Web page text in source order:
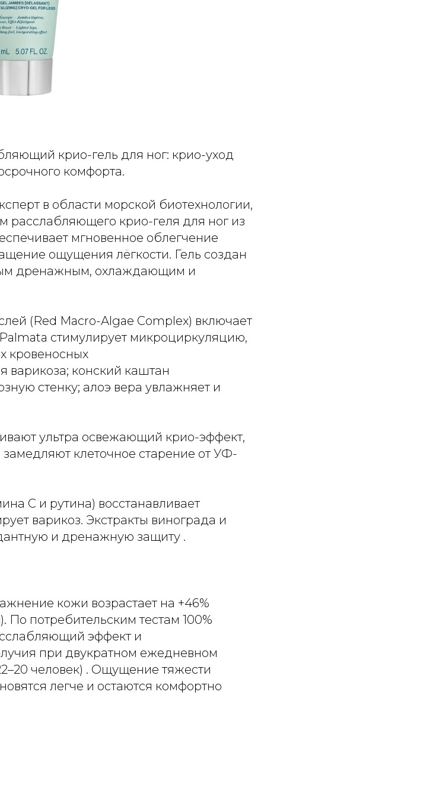
крио-гель для ног: крио-уход
комфорта.
в области морской биотехнологии,
расслабляющего крио-геля для ног из
мгновенное облегчение
ощущения лёгкости. Гель создан
дренажным, охлаждающим и
(Red Macro-Algae Complex) включает
стимулирует микроциркуляцию,
кровеносных
варикоза; конский каштан
стенку; алоэ вера увлажняет и
ультра освежающий крио-эффект,
клеточное старение от УФ-
С и рутина) восстанавливает
варикоз. Экстракты винограда и
и дренажную защиту .
кожи возрастает на +46%
По потребительским тестам 100%
эффект и
при двукратном ежедневном
человек) . Ощущение тяжести
легче и остаются комфортно